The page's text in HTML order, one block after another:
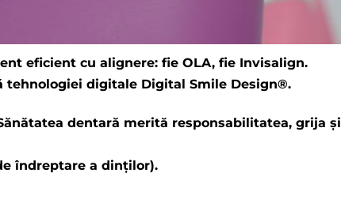
eficient cu alignere: fie OLA, fie Invisalign.
tehnologiei digitale Digital Smile Design®.
dentară merită responsabilitatea, grija și
îndreptare a dinților).